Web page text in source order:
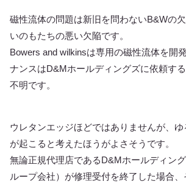
磁性流体の問題は新旧を問わないB&Wの
いのもたちの悪い欠陥です。
Bowers and wilkinsは専用の磁性流体を開
ナンスはD&Mホールディングズに依頼す
不明です。
ウレタンエッジほどではありませんが、
が起こると考えたほうがよさそうです。
無論正規代理店であるD&Mホールディン
ループ会社）が修理受付を終了した場合